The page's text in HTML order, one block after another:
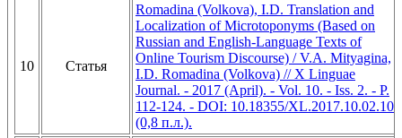
10 Статья
Romadina (Volkova), I.D. Translation and
Localization of Microtoponyms (Based on
Russian and English-Language Texts of
Online Tourism Discourse) / V.A. Mityagina,
I.D. Romadina (Volkova) // X Linguae
Journal. - 2017 (April). - Vol. 10. - Iss. 2. - P.
112-124. - DOI: 10.18355/XL.2017.10.02.10
(0,8 п.л.).